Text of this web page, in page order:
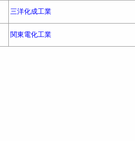
三洋化成工業
関東電化工業